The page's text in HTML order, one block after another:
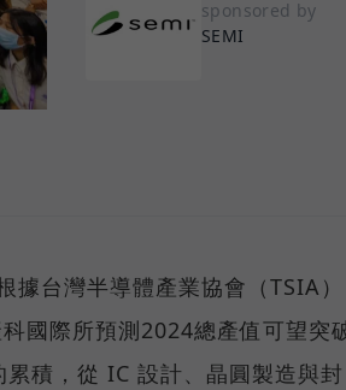
sponsored by
SEMI
台灣半導體產業協會（TSIA）
國際所預測2024總產值可望突
積，從 IC 設計、晶圓製造與封